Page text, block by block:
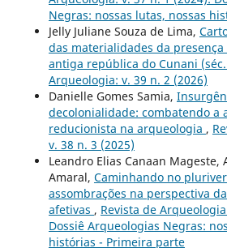
Negras: nossas lutas, nossas
Jelly Juliane Souza de Lima,
das materialidades da
antiga república do Cunani (séc.
Arqueologia: v. 39 n. 2 (2026)
Danielle Gomes Samia,
decolonialidade: combatendo a
reducionista na arqueologia ,
v. 38 n. 3 (2025)
Leandro Elias Canaan Mageste,
Amaral, Caminhando no
assombrações na perspectiva
afetivas , Revista de
Dossiê Arqueologias Negras:
histórias - Primeira parte